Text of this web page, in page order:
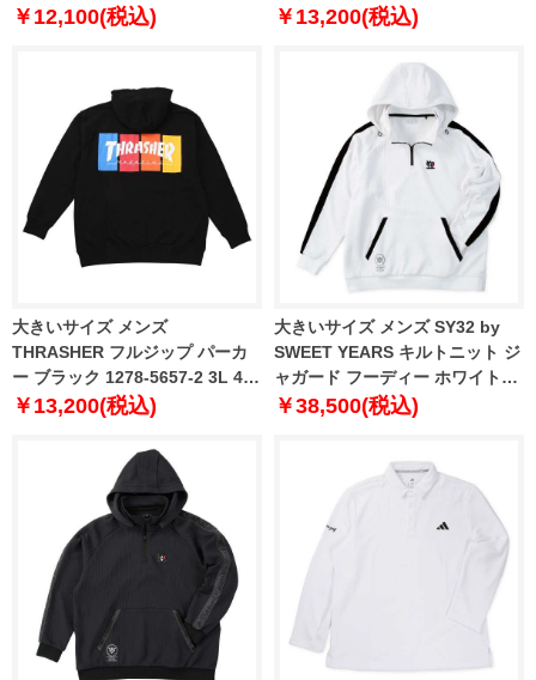
8L
￥12,100(税込)
5L 6L 8L
￥13,200(税込)
大きいサイズ メンズ
THRASHER フルジップ パーカ
ー ブラック 1278-5657-2 3L 4L
5L 6L 8L
￥13,200(税込)
大きいサイズ メンズ SY32 by
SWEET YEARS キルトニット ジ
ャガード フーディー ホワイト
1278-5608-1 3L 4L 5L 6L
￥38,500(税込)